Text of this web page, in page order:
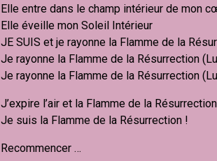
Elle entre dans le champ intérieur de mon
Elle éveille mon Soleil Intérieur
JE SUIS et je rayonne la Flamme de la
Je rayonne la Flamme de la Résurrection
Je rayonne la Flamme de la Résurrection
J’expire l’air et la Flamme de la
Je suis la Flamme de la Résurrection !
Recommencer …